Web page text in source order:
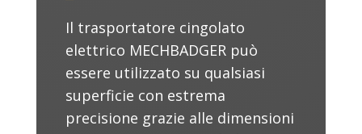
Il trasportatore cingolato
elettrico MECHBADGER può
essere utilizzato su qualsiasi
superficie con estrema
precisione grazie alle dimensioni